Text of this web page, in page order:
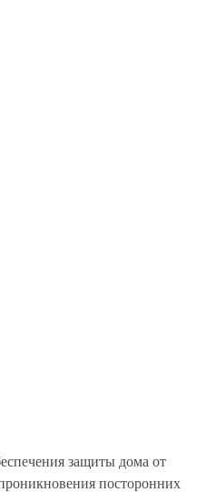
защиты дома от
посторонних